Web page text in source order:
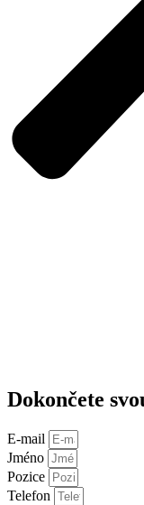
Dokončete
E-mail
Jméno
Pozice
Telefon